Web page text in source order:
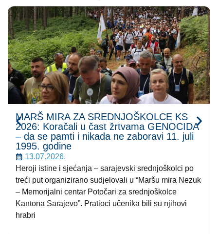
MARŠ MIRA ZA SREDNJOŠKOLCE KS
2026: Koračali u čast žrtvama GENOCIDA
– da se pamti i nikada ne zaboravi 11. juli
1995. godine
13.07.2026.
Heroji istine i sjećanja – sarajevski srednjoškolci po
treći put organizirano sudjelovali u “Maršu mira Nezuk
– Memorijalni centar Potočari za srednjoškolce
Kantona Sarajevo”. Pratioci učenika bili su njihovi
hrabri